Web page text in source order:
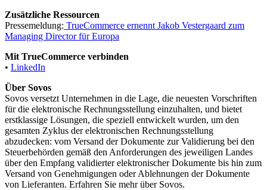
Zusätzliche Ressourcen
Pressemeldung: TrueCommerce ernennt Jakob Vestergaard zum
Managing Director für Europa
Mit TrueCommerce verbinden
• LinkedIn
Über Sovos
Sovos versetzt Unternehmen in die Lage, die neuesten Vorschriften
für die elektronische Rechnungsstellung einzuhalten, und bietet
erstklassige Lösungen, die speziell entwickelt wurden, um den
gesamten Zyklus der elektronischen Rechnungsstellung
abzudecken: vom Versand der Dokumente zur Validierung bei den
Steuerbehörden gemäß den Anforderungen des jeweiligen Landes
über den Empfang validierter elektronischer Dokumente bis hin zum
Versand von Genehmigungen oder Ablehnungen der Dokumente
von Lieferanten. Erfahren Sie mehr über Sovos.